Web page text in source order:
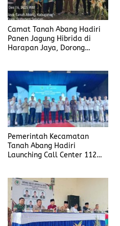
Camat Tanah Abang Hadiri
Panen Jagung Hibrida di
Harapan Jaya, Dorong
Pemerintah Kecamatan
Tanah Abang Hadiri
Launching Call Center 112